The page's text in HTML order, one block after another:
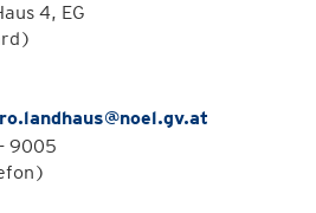
4, EG
9005